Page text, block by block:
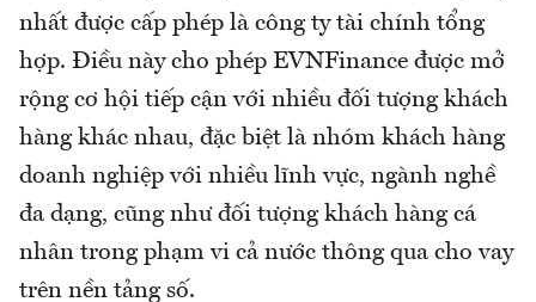
nhất được cấp phép là công ty tài chính tổng
hợp. Điều này cho phép EVNFinance được mở
rộng cơ hội tiếp cận với nhiều đối tượng khách
hàng khác nhau, đặc biệt là nhóm khách hàng
doanh nghiệp với nhiều lĩnh vực, ngành nghề
đa dạng, cũng như đối tượng khách hàng cá
nhân trong phạm vi cả nước thông qua cho vay
trên nền tảng số.